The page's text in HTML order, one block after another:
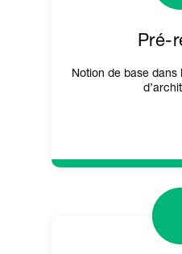
Pré-
Notion de base dans